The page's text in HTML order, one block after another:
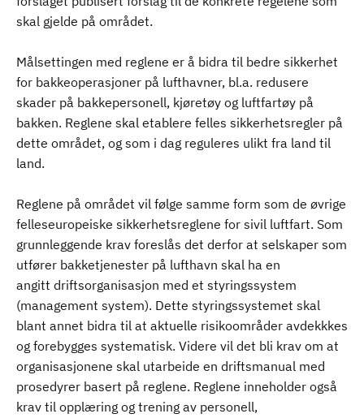
skal gjelde på området.
Målsettingen med reglene er å bidra til bedre sikkerhet
for bakkeoperasjoner på lufthavner, bl.a. redusere
skader på bakkepersonell, kjøretøy og luftfartøy på
bakken. Reglene skal etablere felles sikkerhetsregler på
dette området, og som i dag reguleres ulikt fra land til
land.
Reglene på området vil følge samme form som de øvrige
felleseuropeiske sikkerhetsreglene for sivil luftfart. Som
grunnleggende krav foreslås det derfor at selskaper som
utfører bakketjenester på lufthavn skal ha en
angitt driftsorganisasjon med et styringssystem
(management system). Dette styringssystemet skal
blant annet bidra til at aktuelle risikoområder avdekkkes
og forebygges systematisk. Videre vil det bli krav om at
organisasjonene skal utarbeide en driftsmanual med
prosedyrer basert på reglene. Reglene inneholder også
krav til opplæring og trening av personell,